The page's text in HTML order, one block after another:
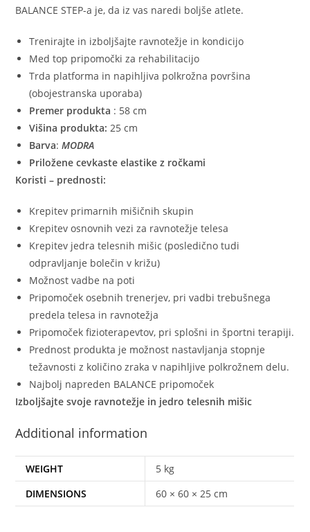
BALANCE STEP-a je, da iz vas naredi boljše atlete.
Trenirajte in izboljšajte ravnotežje in kondicijo
Med top pripomočki za rehabilitacijo
Trda platforma in napihljiva polkrožna površina
(obojestranska uporaba)
Premer produkta : 58 cm
Višina produkta: 25 cm
Barva:MODRA
Priložene cevkaste elastike z ročkami
Koristi – prednosti:
Krepitev primarnih mišičnih skupin
Krepitev osnovnih vezi za ravnotežje telesa
Krepitev jedra telesnih mišic (posledično tudi
odpravljanje bolečin v križu)
Možnost vadbe na poti
Pripomoček osebnih trenerjev, pri vadbi trebušnega
predela telesa in ravnotežja
Pripomoček fizioterapevtov, pri splošni in športni terapiji.
Prednost produkta je možnost nastavljanja stopnje
težavnosti z količino zraka v napihljive polkrožnem delu.
Najbolj napreden BALANCE pripomoček
Izboljšajte svoje ravnotežje in jedro telesnih mišic
Additional information
WEIGHT
5 kg
DIMENSIONS
60 × 60 × 25 cm